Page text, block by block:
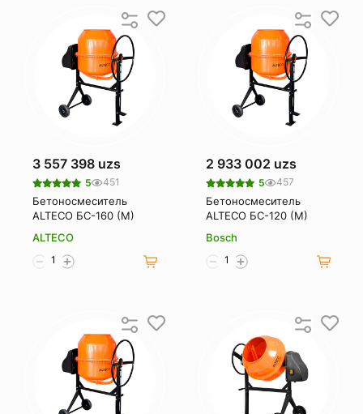
3 557 398 uzs
5 451
Бетоносмеситель
ALTECO БС-160 (М)
ALTECO
2 933 002 uzs
5 457
Бетоносмеситель
ALTECO БС-120 (М)
Bosch